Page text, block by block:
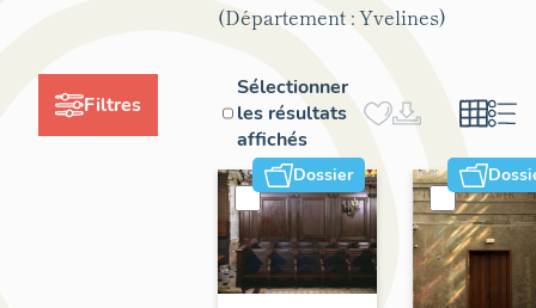
Filtres
(Département : Yvelines)
Sélectionner
les résultats
affichés
Dossier